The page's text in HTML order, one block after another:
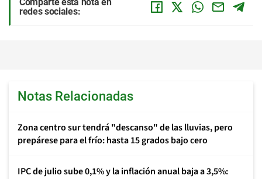
redes sociales:
Notas Relacionadas
Zona centro sur tendrá "descanso" de las lluvias, pero
prepárese para el frío: hasta 15 grados bajo cero
IPC de julio sube 0,1% y la inflación anual baja a 3,5%: